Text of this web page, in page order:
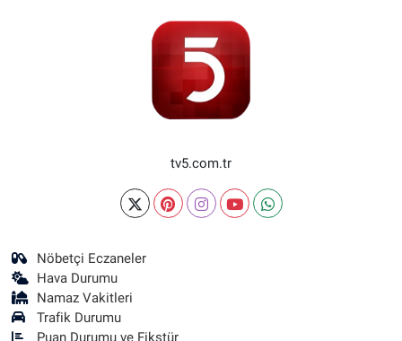
tv5.com.tr
Nöbetçi Eczaneler
Hava Durumu
Namaz Vakitleri
Trafik Durumu